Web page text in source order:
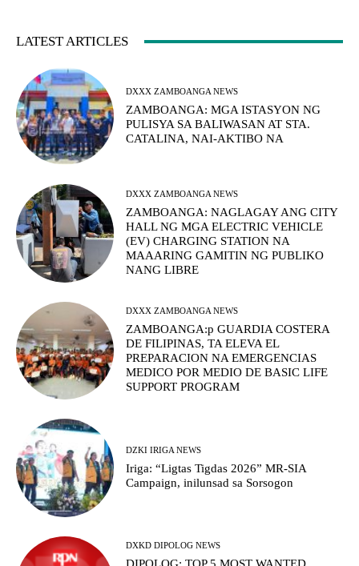
LATEST ARTICLES
DXXX ZAMBOANGA NEWS
ZAMBOANGA: MGA ISTASYON NG
PULISYA SA BALIWASAN AT STA.
CATALINA, NAI-AKTIBO NA
DXXX ZAMBOANGA NEWS
ZAMBOANGA: NAGLAGAY ANG CITY
HALL NG MGA ELECTRIC VEHICLE
(EV) CHARGING STATION NA
MAAARING GAMITIN NG PUBLIKO
NANG LIBRE
DXXX ZAMBOANGA NEWS
ZAMBOANGA:p GUARDIA COSTERA
DE FILIPINAS, TA ELEVA EL
PREPARACION NA EMERGENCIAS
MEDICO POR MEDIO DE BASIC LIFE
SUPPORT PROGRAM
DZKI IRIGA NEWS
Iriga: “Ligtas Tigdas 2026” MR-SIA
Campaign, inilunsad sa Sorsogon
DXKD DIPOLOG NEWS